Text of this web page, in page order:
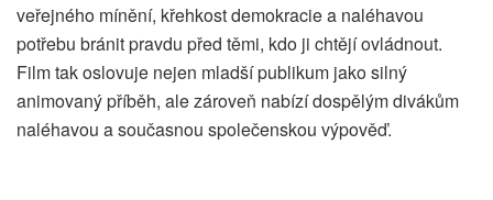
veřejného mínění, křehkost demokracie a naléhavou
potřebu bránit pravdu před těmi, kdo ji chtějí ovládnout.
Film tak oslovuje nejen mladší publikum jako silný
animovaný příběh, ale zároveň nabízí dospělým divákům
naléhavou a současnou společenskou výpověď.